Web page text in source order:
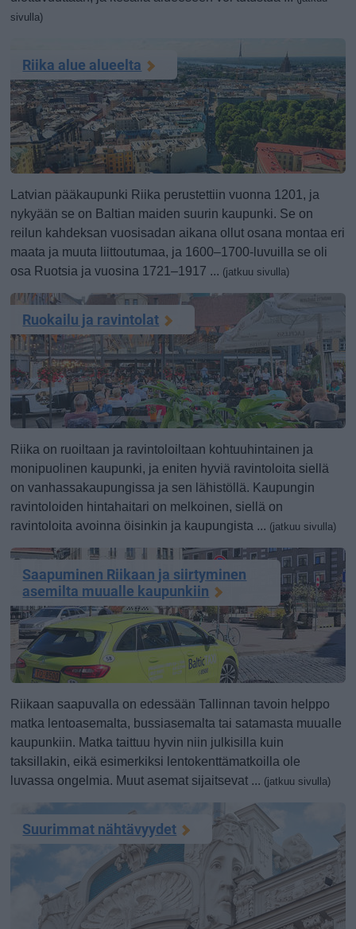
sivulla)
Riika alue alueelta
Latvian pääkaupunki Riika perustettiin vuonna 1201, ja
nykyään se on Baltian maiden suurin kaupunki. Se on
reilun kahdeksan vuosisadan aikana ollut osana montaa eri
maata ja muuta liittoutumaa, ja 1600–1700-luvuilla se oli
osa Ruotsia ja vuosina 1721–1917 ... (jatkuu sivulla)
Ruokailu ja ravintolat
Riika on ruoiltaan ja ravintoloiltaan kohtuuhintainen ja
monipuolinen kaupunki, ja eniten hyviä ravintoloita siellä
on vanhassakaupungissa ja sen lähistöllä. Kaupungin
ravintoloiden hintahaitari on melkoinen, siellä on
ravintoloita avoinna öisinkin ja kaupungista ... (jatkuu sivulla)
Saapuminen Riikaan ja siirtyminen
asemilta muualle kaupunkiin
Riikaan saapuvalla on edessään Tallinnan tavoin helppo
matka lentoasemalta, bussiasemalta tai satamasta muualle
kaupunkiin. Matka taittuu hyvin niin julkisilla kuin
taksillakin, eikä esimerkiksi lentokenttämatkoilla ole
luvassa ongelmia. Muut asemat sijaitsevat ... (jatkuu sivulla)
Suurimmat nähtävyydet